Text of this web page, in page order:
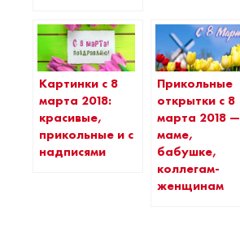
Картинки с 8
марта 2018:
красивые,
прикольные и с
надписями
Прикольные
открытки с 8
марта 2018 —
маме,
бабушке,
коллегам-
женщинам